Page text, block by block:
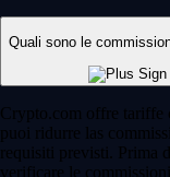
Quali sono le
Crypto.com offre tariffe
puoi ridurre las
requisiti previsti. Prima
verificare le